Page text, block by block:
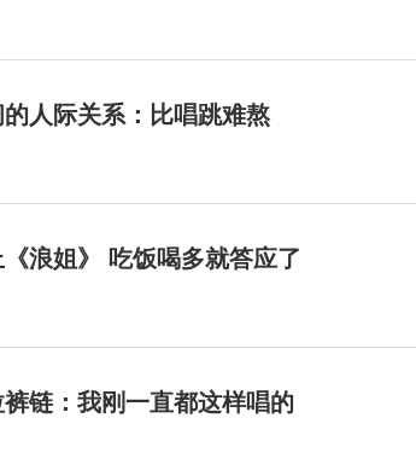
人际关系：比唱跳难熬
浪姐》 吃饭喝多就答应了
链：我刚一直都这样唱的